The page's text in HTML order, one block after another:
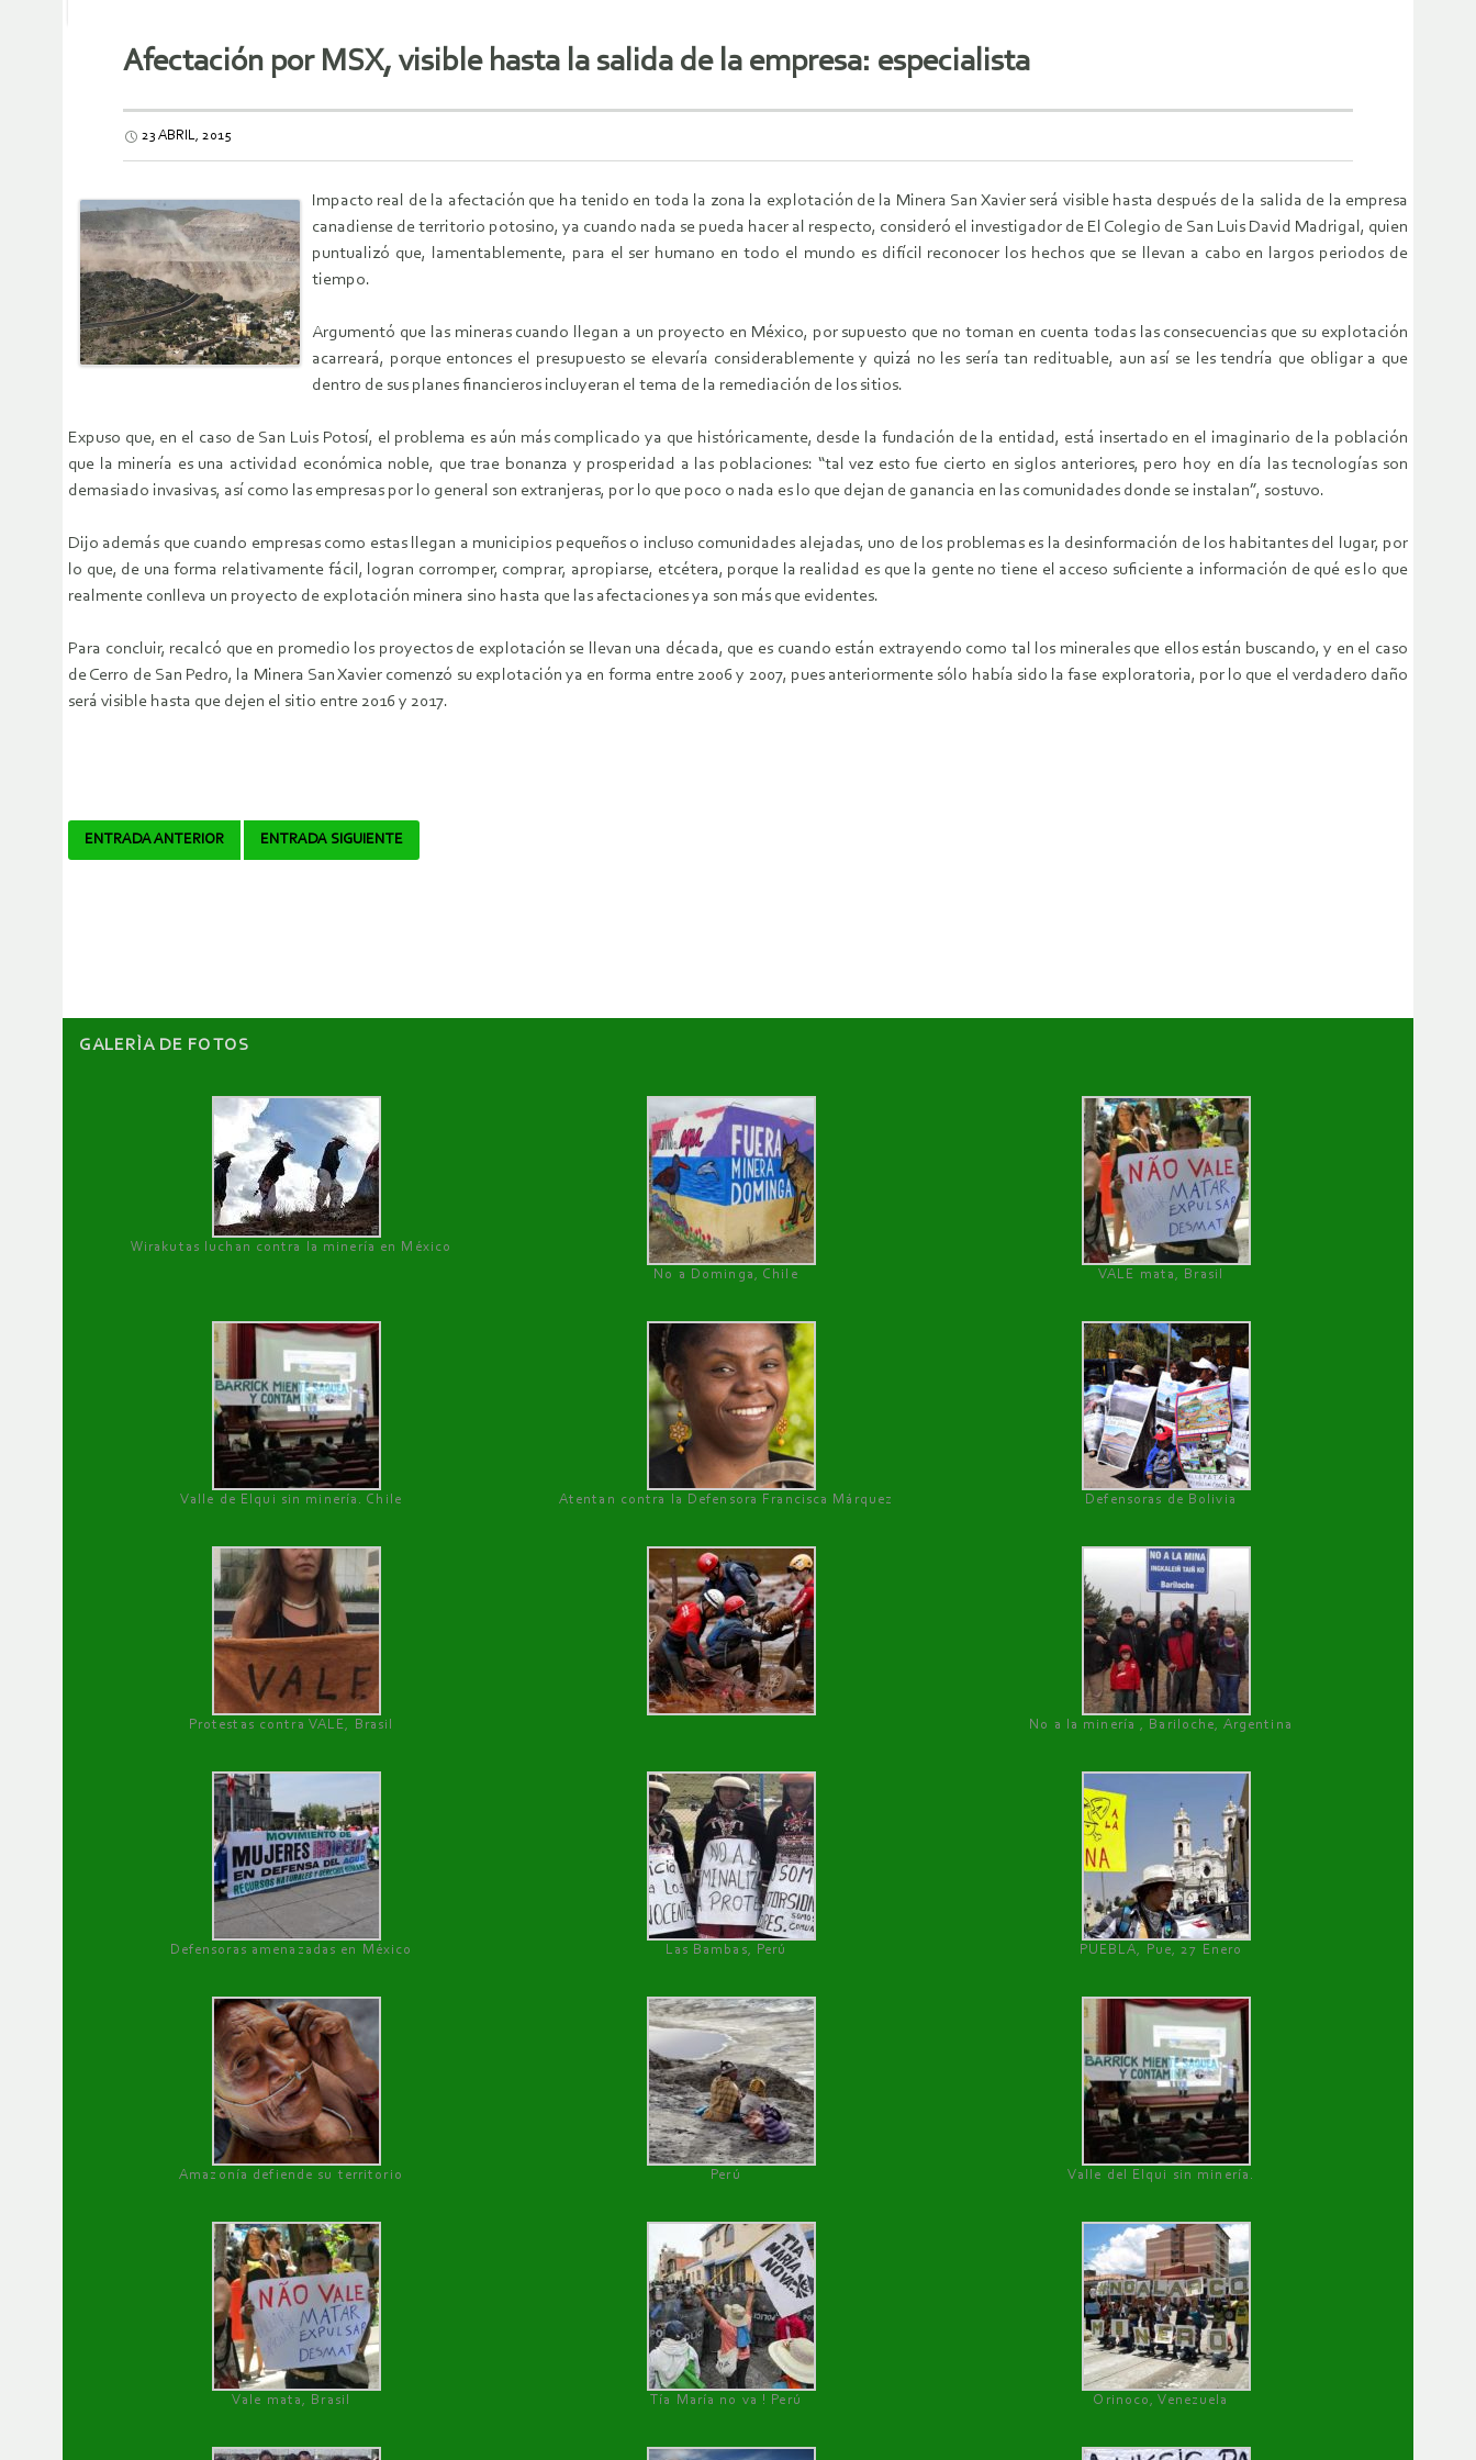
Afectación por MSX, visible hasta la salida de la empresa: especialista
23 ABRIL, 2015
Impacto real de la afectación que ha tenido en toda la zona la explotación de la Minera San Xavier será visible hasta después de la salida de la empresa
canadiense de territorio potosino, ya cuando nada se pueda hacer al respecto, consideró el investigador de El Colegio de San Luis David Madrigal, quien
puntualizó que, lamentablemente, para el ser humano en todo el mundo es difícil reconocer los hechos que se llevan a cabo en largos periodos de
tiempo.
Argumentó que las mineras cuando llegan a un proyecto en México, por supuesto que no toman en cuenta todas las consecuencias que su explotación
acarreará, porque entonces el presupuesto se elevaría considerablemente y quizá no les sería tan redituable, aun así se les tendría que obligar a que
dentro de sus planes financieros incluyeran el tema de la remediación de los sitios.
Expuso que, en el caso de San Luis Potosí, el problema es aún más complicado ya que históricamente, desde la fundación de la entidad, está insertado en el imaginario de la población
que la minería es una actividad económica noble, que trae bonanza y prosperidad a las poblaciones: “tal vez esto fue cierto en siglos anteriores, pero hoy en día las tecnologías son
demasiado invasivas, así como las empresas por lo general son extranjeras, por lo que poco o nada es lo que dejan de ganancia en las comunidades donde se instalan”, sostuvo.
Dijo además que cuando empresas como estas llegan a municipios pequeños o incluso comunidades alejadas, uno de los problemas es la desinformación de los habitantes del lugar, por
lo que, de una forma relativamente fácil, logran corromper, comprar, apropiarse, etcétera, porque la realidad es que la gente no tiene el acceso suficiente a información de qué es lo que
realmente conlleva un proyecto de explotación minera sino hasta que las afectaciones ya son más que evidentes.
Para concluir, recalcó que en promedio los proyectos de explotación se llevan una década, que es cuando están extrayendo como tal los minerales que ellos están buscando, y en el caso
de Cerro de San Pedro, la Minera San Xavier comenzó su explotación ya en forma entre 2006 y 2007, pues anteriormente sólo había sido la fase exploratoria, por lo que el verdadero daño
será visible hasta que dejen el sitio entre 2016 y 2017.
Navegador
ENTRADA ANTERIOR ENTRADA SIGUIENTE
GALERÌA DE FOTOS
Wirakutas luchan contra la minería en México
No a Dominga, Chile
VALE mata, Brasil
Valle de Elqui sin minería. Chile Atentan contra la Defensora Francisca Márquez Defensoras de Bolivia
Protestas contra VALE, Brasil No a la minería , Bariloche, Argentina
Defensoras amenazadas en México Las Bambas, Perú PUEBLA, Pue, 27 Enero
Amazonía defiende su territorio Perú Valle del Elqui sin minería.
Vale mata, Brasil Tía María no va ! Perú Orinoco, Venezuela